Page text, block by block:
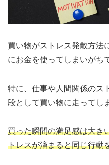
買い物がストレス発散方法
にお金を使ってしまいがち
特に、仕事や人間関係のス
段として買い物に走ってし
買った瞬間の満足感は大き
トレスが溜まると同じ行動